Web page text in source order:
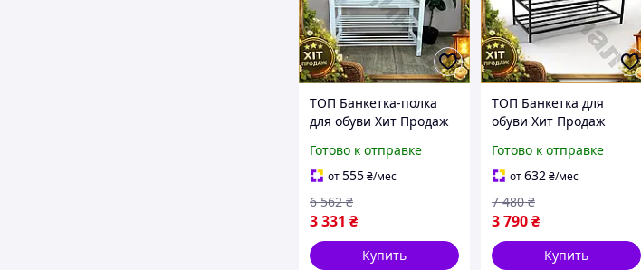
ТОП Банкетка-полка
для обуви Хит Продаж
мебель для прихожей
сиденье для обуви
TOP100
Готово к отправке
от555₴/мес
3 331 ₴
6 562 ₴
Купить
ТОП Банкетка для
обуви Хит Продаж
см с полками для
прихожей и гостиной
стильный пуф TOP100
Готово к отправке
от632₴/мес
3 790₴
7 480 ₴
Купить